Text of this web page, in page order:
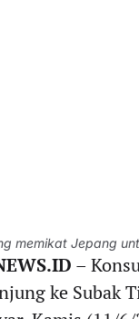
memikat Jepang
–
ke Subak